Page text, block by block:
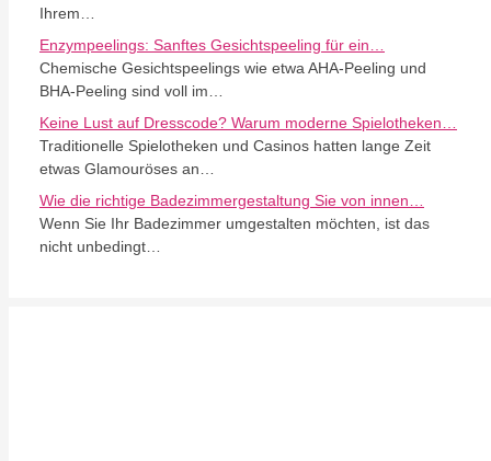
Ihrem…
Enzympeelings: Sanftes Gesichtspeeling für ein…
Chemische Gesichtspeelings wie etwa AHA-Peeling und
BHA-Peeling sind voll im…
Keine Lust auf Dresscode? Warum moderne Spielotheken…
Traditionelle Spielotheken und Casinos hatten lange Zeit
etwas Glamouröses an…
Wie die richtige Badezimmergestaltung Sie von innen…
Wenn Sie Ihr Badezimmer umgestalten möchten, ist das
nicht unbedingt…